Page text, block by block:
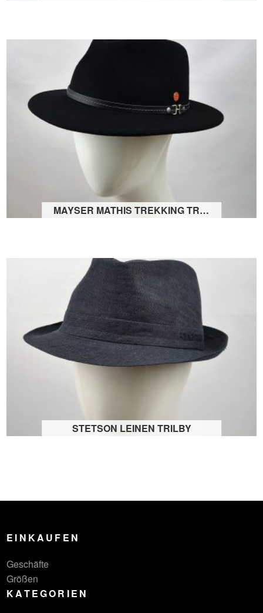
MAYSER MATHIS TREKKING TRAVELLER
STETSON LEINEN TRILBY
EINKAUFEN
Geschäfte
Größen
KATEGORIEN